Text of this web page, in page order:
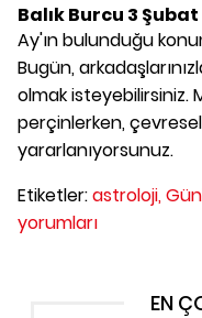
Balık Burcu 3
Ay'ın bulunduğu
Bugün,
olmak isteyebilirsiniz.
perçinlerken,
yararlanıyorsunuz.
Etiketler:astroloji,
yorumları
EN